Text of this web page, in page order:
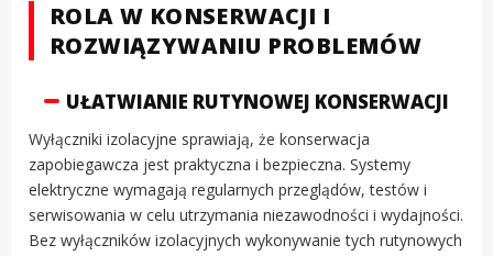
ROLA W KONSERWACJI I
ROZWIĄZYWANIU PROBLEMÓW
UŁATWIANIE RUTYNOWEJ KONSERWACJI
Wyłączniki izolacyjne sprawiają, że konserwacja
zapobiegawcza jest praktyczna i bezpieczna. Systemy
elektryczne wymagają regularnych przeglądów, testów i
serwisowania w celu utrzymania niezawodności i wydajności.
Bez wyłączników izolacyjnych wykonywanie tych rutynowych